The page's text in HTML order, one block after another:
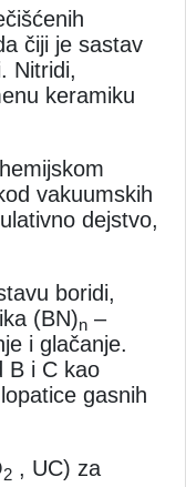
čiji je sastav
Nitridi,
keramiku
vakuumskih
dejstvo,
boridi,
(BN)n –
i glačanje.
B i C kao
gasnih
2 , UC) za